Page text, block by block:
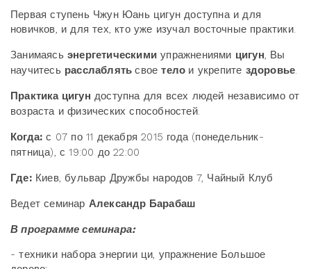
Первая ступень Чжун Юань цигун доступна и для
новичков, и для тех, кто уже изучал восточные практики.
Занимаясь энергетическими упражнениями цигун, Вы
научитесь расслаблятьсвоетело и укрепите здоровье.
Практика цигун доступна для всех людей независимо от
возраста и физических способностей.
Когда: с 07 по 11 декабря 2015 года (понедельник-
пятница), с 19:00 до 22:00
Где:Киев, бульвар Дружбы народов 7, Чайный Клуб
Ведет семинар Александр Барабаш
В программе семинара:
- техники набора энергии ци, упражнение Большое